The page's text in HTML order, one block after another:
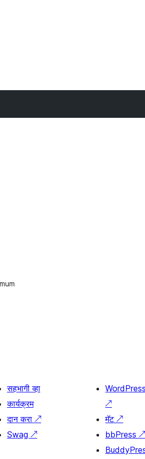
सहभागी व्हा
कार्यक्रम
दान करा ↗
Swag ↗
↗
मॅट↗
bbPress↗